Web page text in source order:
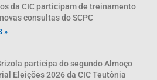
da CIC participam de treinamento
consultas do SCPC
»
participa do segundo Almoço
Eleições 2026 da CIC Teutônia